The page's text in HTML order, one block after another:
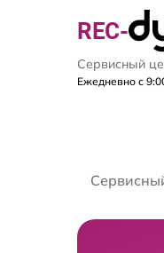
REC-
Сервисный
Ежедневно с